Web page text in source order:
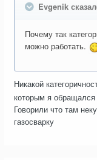
Evgenik
Почему так
можно работать.
Никакой
которым я обращался
Говорили что там
газосварку